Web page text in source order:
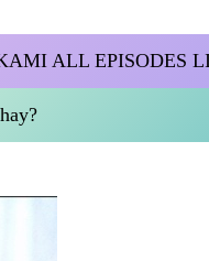
ALL EPISODES